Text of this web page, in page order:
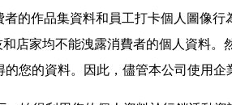
的作品集資料和員工打卡個人圖像行
店家均不能洩露消費者的個人資料
您的資料。因此，儘管本公司使用